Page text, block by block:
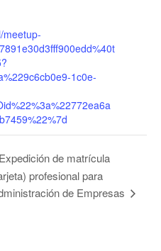
meetup-
1c0e-
Expedición de matrícula
profesional para
de Empresas